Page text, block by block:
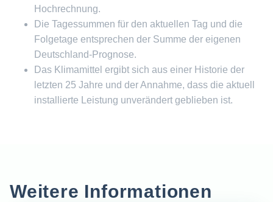
Hochrechnung.
Die Tagessummen für den aktuellen Tag und die
Folgetage entsprechen der Summe der eigenen
Deutschland-Prognose.
Das Klimamittel ergibt sich aus einer Historie der
letzten 25 Jahre und der Annahme, dass die aktuell
installierte Leistung unverändert geblieben ist.
Weitere Informationen